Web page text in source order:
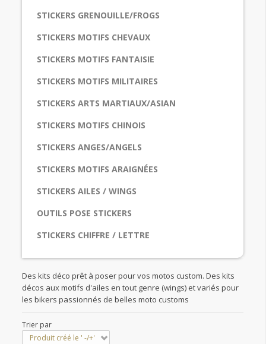
STICKERS GRENOUILLE/FROGS
STICKERS MOTIFS CHEVAUX
STICKERS MOTIFS FANTAISIE
STICKERS MOTIFS MILITAIRES
STICKERS ARTS MARTIAUX/ASIAN
STICKERS MOTIFS CHINOIS
STICKERS ANGES/ANGELS
STICKERS MOTIFS ARAIGNÉES
STICKERS AILES / WINGS
OUTILS POSE STICKERS
STICKERS CHIFFRE / LETTRE
Des kits déco prêt à poser pour vos motos custom. Des kits
décos aux motifs d'ailes en tout genre (wings) et variés pour
les bikers passionnés de belles moto customs
Trier par
Produit créé le ' -/+'